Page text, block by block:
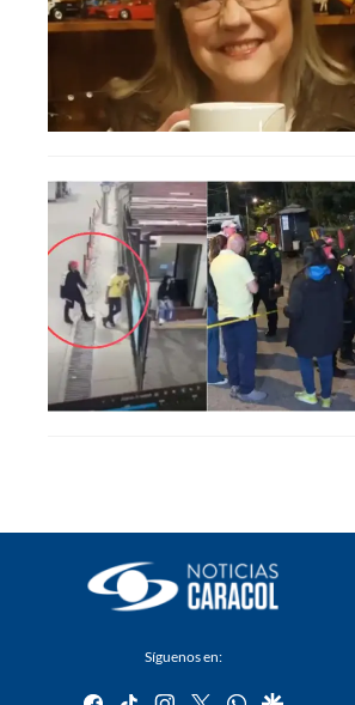
Síguenos en:
facebook
tiktok instagram
twitterwhatsapp
google